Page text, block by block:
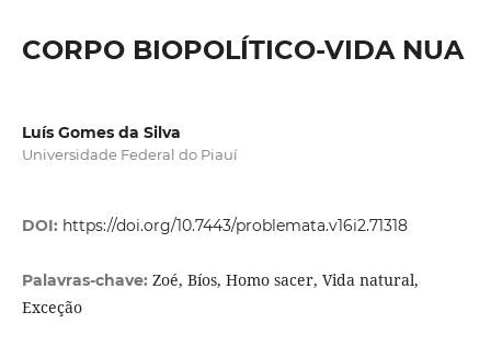
CORPO BIOPOLÍTICO-VIDA NUA
Luís Gomes da Silva
Universidade Federal do Piauí
DOI: https://doi.org/10.7443/problemata.v16i2.71318
Palavras-chave: Zoé, Bíos, Homo sacer, Vida natural,
Exceção